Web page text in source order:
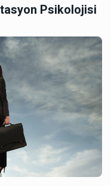
Psikolojisi